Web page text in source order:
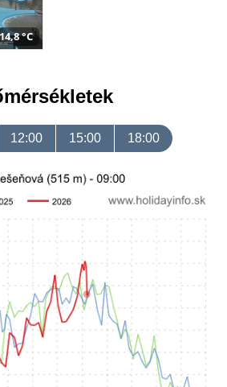
14,8 °C
12:00 15:00 18:00